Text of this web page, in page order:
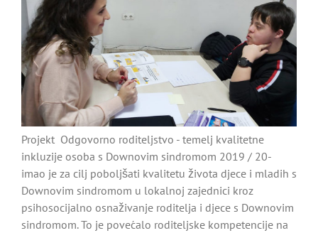
Projekt Odgovorno roditeljstvo - temelj kvalitetne
inkluzije osoba s Downovim sindromom 2019 / 20-
imao je za cilj poboljšati kvalitetu života djece i mladih s
Downovim sindromom u lokalnoj zajednici kroz
psihosocijalno osnaživanje roditelja i djece s Downovim
sindromom. To je povećalo roditeljske kompetencije na